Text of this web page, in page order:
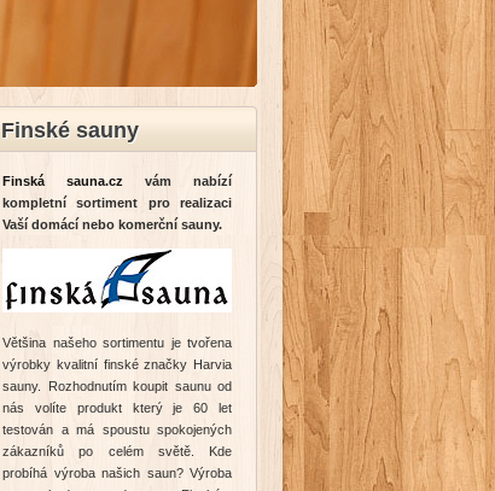
Finské sauny
Finská sauna.cz vám nabízí
kompletní sortiment pro realizaci
Vaší domácí nebo komerční sauny.
Většina našeho sortimentu je tvořena
výrobky kvalitní finské značky Harvia
sauny. Rozhodnutím koupit saunu od
nás volíte produkt který je 60 let
testován a má spoustu spokojených
zákazníků po celém světě. Kde
probíhá výroba našich saun? Výroba